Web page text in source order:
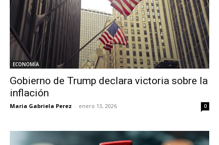
ECONOMÍA
Gobierno de Trump declara victoria sobre la
inflación
Maria Gabriela Perez - enero 13, 2026 0